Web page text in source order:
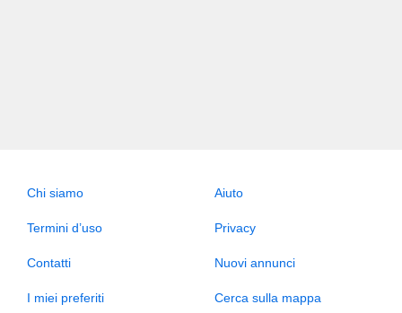
Chi siamo Aiuto
Termini d’uso Privacy
Contatti Nuovi annunci
I miei preferiti Cerca sulla mappa